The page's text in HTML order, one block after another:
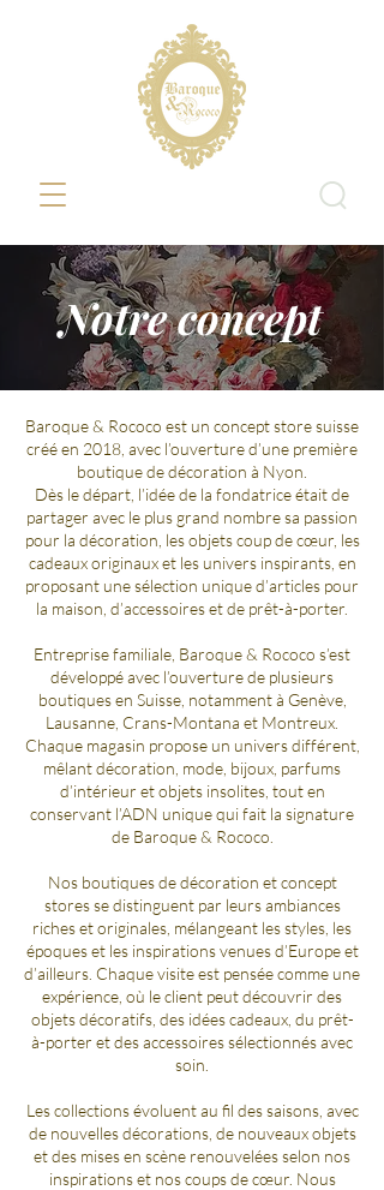
Notre concept
Baroque & Rococo est un concept store suisse
créé en 2018, avec l’ouverture d’une première
boutique de décoration à Nyon.
Dès le départ, l’idée de la fondatrice était de
partager avec le plus grand nombre sa passion
pour la décoration, les objets coup de cœur, les
cadeaux originaux et les univers inspirants, en
proposant une sélection unique d’articles pour
la maison, d’accessoires et de prêt-à-porter.
Entreprise familiale, Baroque & Rococo s’est
développé avec l’ouverture de plusieurs
boutiques en Suisse, notamment à Genève,
Lausanne, Crans-Montana et Montreux.
Chaque magasin propose un univers différent,
mêlant décoration, mode, bijoux, parfums
d’intérieur et objets insolites, tout en
conservant l’ADN unique qui fait la signature
de Baroque & Rococo.
Nos boutiques de décoration et concept
stores se distinguent par leurs ambiances
riches et originales, mélangeant les styles, les
époques et les inspirations venues d’Europe et
d’ailleurs. Chaque visite est pensée comme une
expérience, où le client peut découvrir des
objets décoratifs, des idées cadeaux, du prêt-
à-porter et des accessoires sélectionnés avec
soin.
Les collections évoluent au fil des saisons, avec
de nouvelles décorations, de nouveaux objets
et des mises en scène renouvelées selon nos
inspirations et nos coups de cœur. Nous